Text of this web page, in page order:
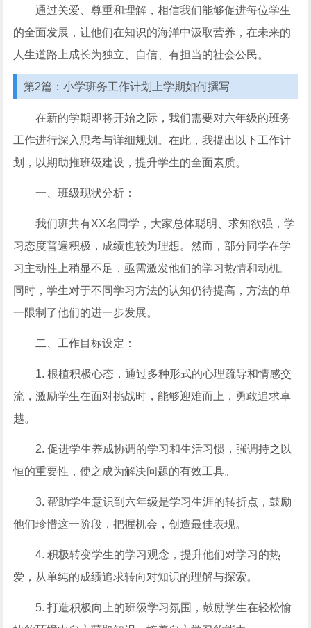
通过关爱、尊重和理解，相信我们能够促进每位学生
的全面发展，让他们在知识的海洋中汲取营养，在未来的
人生道路上成长为独立、自信、有担当的社会公民。
第2篇：小学班务工作计划上学期如何撰写
在新的学期即将开始之际，我们需要对六年级的班务
工作进行深入思考与详细规划。在此，我提出以下工作计
划，以期助推班级建设，提升学生的全面素质。
一、班级现状分析：
我们班共有XX名同学，大家总体聪明、求知欲强，学
习态度普遍积极，成绩也较为理想。然而，部分同学在学
习主动性上稍显不足，亟需激发他们的学习热情和动机。
同时，学生对于不同学习方法的认知仍待提高，方法的单
一限制了他们的进一步发展。
二、工作目标设定：
1. 根植积极心态，通过多种形式的心理疏导和情感交
流，激励学生在面对挑战时，能够迎难而上，勇敢追求卓
越。
2. 促进学生养成协调的学习和生活习惯，强调持之以
恒的重要性，使之成为解决问题的有效工具。
3. 帮助学生意识到六年级是学习生涯的转折点，鼓励
他们珍惜这一阶段，把握机会，创造最佳表现。
4. 积极转变学生的学习观念，提升他们对学习的热
爱，从单纯的成绩追求转向对知识的理解与探索。
5. 打造积极向上的班级学习氛围，鼓励学生在轻松愉